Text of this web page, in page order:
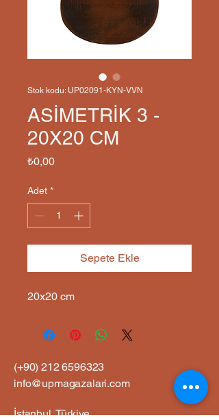
Stok kodu: UP02091-KYN-VVN
ASİMETRİK 3 -
20X20 CM
₺0,00Fiyat
Adet *
Sepete Ekle
20x20 cm
(+90)212 6596323
info@upmagazalari.com
İstanbul, Türkiye